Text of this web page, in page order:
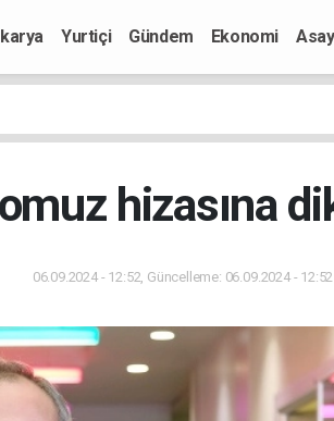
Yurtiçi Gündem Ekonomi
hizasına
06.09.2024 - 12:52, Güncelleme: 06.09.2024 - 12:52